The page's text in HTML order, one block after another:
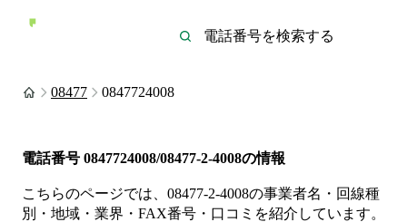
08477 0847724008
電話番号 0847724008/08477-2-4008の情報
こちらのページでは、 08477-2-4008の事業者名・回線種
別・地域・業界・FAX番号・口コミを紹介しています。